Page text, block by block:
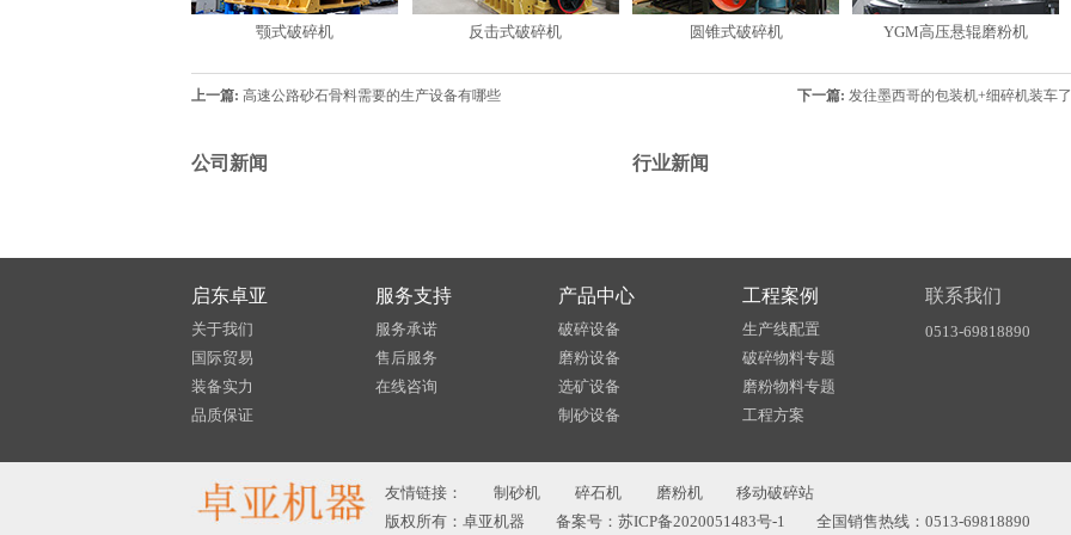
颚式破碎机 反击式破碎机 圆锥式破碎机 YGM高压悬辊磨粉机
上一篇: 高速公路砂石骨料需要的生产设备有哪些 下一篇: 发往墨西哥的包装机+细碎机装车
公司新闻 行业新闻
启东卓亚
关于我们
国际贸易
装备实力
品质保证
服务支持
服务承诺
售后服务
在线咨询
产品中心
破碎设备
磨粉设备
选矿设备
制砂设备
工程案例
生产线配置
破碎物料专题
磨粉物料专题
工程方案
联系我们
0513-69818890
友情链接： 制砂机 碎石机 磨粉机
移动破碎站
版权所有：卓亚机器
备案号：苏ICP备2020051483号-1 全国销售热线：0513-69818890